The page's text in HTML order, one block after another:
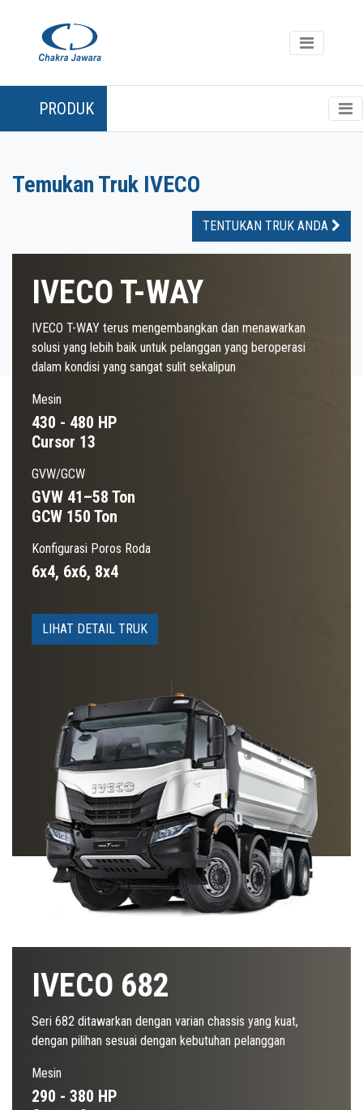
PRODUK
Temukan Truk IVECO
TENTUKAN TRUK ANDA
IVECO T-WAY
IVECO T-WAY terus mengembangkan dan menawarkan
solusi yang lebih baik untuk pelanggan yang beroperasi
dalam kondisi yang sangat sulit sekalipun
Mesin
430 - 480 HP
Cursor 13
GVW/GCW
GVW 41–58 Ton
GCW 150 Ton
Konfigurasi Poros Roda
6x4, 6x6, 8x4
LIHAT DETAIL TRUK
IVECO 682
Seri 682 ditawarkan dengan varian chassis yang kuat,
dengan pilihan sesuai dengan kebutuhan pelanggan
Mesin
290 - 380 HP